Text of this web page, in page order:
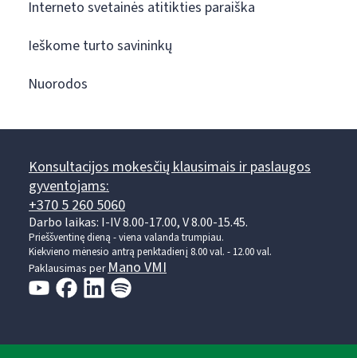
Interneto svetainės atitikties paraiška
Ieškome turto savininkų
Nuorodos
Konsultacijos mokesčių klausimais ir paslaugos
gyventojams:
+370 5 260 5060
Darbo laikas: I-IV 8.00-17.00, V 8.00-15.45.
Prieššventinę dieną - viena valanda trumpiau.
Kiekvieno mėnesio antrą penktadienį 8.00 val. - 12.00 val.
Paklausimas perMano VMI